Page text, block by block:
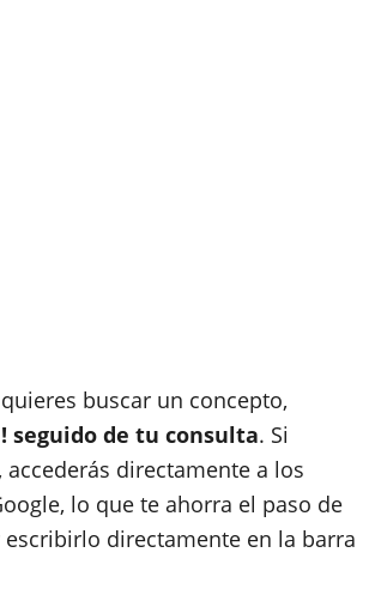
buscar un concepto,
seguido de tu consulta. Si
accederás directamente a los
lo que te ahorra el paso de
directamente en la barra